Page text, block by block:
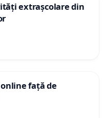
extrașcolare din
față de